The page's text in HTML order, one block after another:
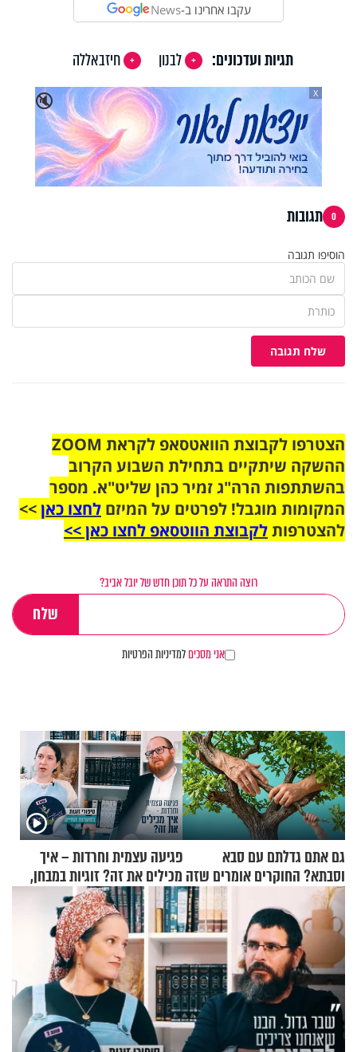
עקבו אחרינו ב-News
תגיות ועדכונים: לבנון
חיזבאללה
🔇
X
0 תגובות
הוסיפו תגובה
שלח תגובה
הצטרפו לקבוצת הוואטסאפ לקראת ZOOM
ההשקה שיתקיים בתחילת השבוע הקרוב
בהשתתפות הרה"ג זמיר כהן שליט"א. מספר
המקומות מוגבל! לפרטים על המיזם לחצו כאן>>
להצטרפותלקבוצת הווטסאפ לחצו כאן >>
רוצה התראה על כל תוכן חדש של יובל אביב?
אני מסכיםלמדיניות הפרטיות
גם אתם גדלתם עם סבא
וסבתא? החוקרים אומרים שזה
מתכון מנצח
פגיעה עצמית וחרדות – איך
מכילים את זה? זוגיות במבחן,
הפעם עם יהודית ואלתר כהן